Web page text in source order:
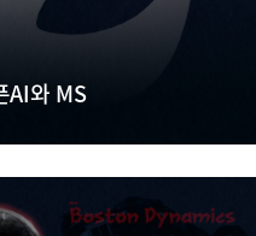
AI와 MS